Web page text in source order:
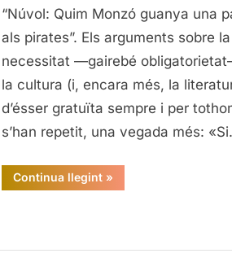
robatori:
cultura
gratuïta
per
a
tothom!
“Núvol: Quim Monzó guanya una
als pirates”. Els arguments sobre la
necessitat —gairebé
la cultura (i, encara més, la
d’ésser gratuïta sempre i per
s’han repetit, una vegada més:
Continua llegint“Els
drets
»